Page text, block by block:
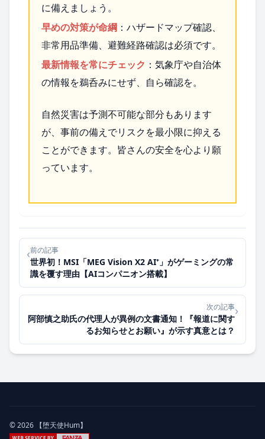
に備えましょう。
早めの対策が命綱 ：ハザードマップ確認、
非常用品準備、避難経路確認は必須です。
最新情報を常にチェック ：気象庁や自治体
の情報を鵜呑みにせず、自ら確認を。
自然災害は予測不可能な部分もあります
が、事前の備えでリスクを最小限に抑える
ことができます。皆さんの安全を心より願
っています。
‹前の記事
世界初！MSI「MEG Vision X2 AI⁺」がゲーミングの常
識を覆す理由【AIコンパニオン搭載】
次の記事
阿部慎之助氏の代理人が異例の文書通知！『報道に関す
るお知らせとお願い』が示す真意とは？
›
© 2026 【堕天使Hum】